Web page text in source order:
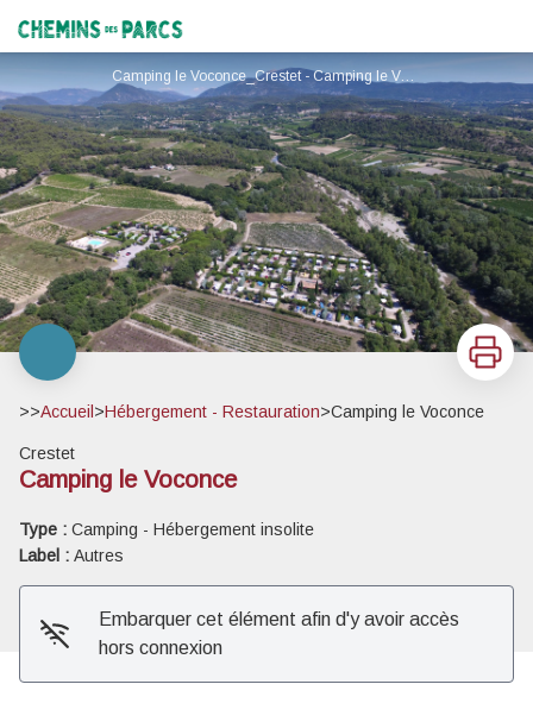
Chemins des Parcs
Camping le Voconce_Crestet - Camping le Voconce
Imprimer
>>Accueil >Hébergement - Restauration>Camping le Voconce
Crestet
Camping le Voconce
Type : Camping - Hébergement insolite
Label : Autres
Embarquer cet élément afin d'y avoir accès
hors connexion